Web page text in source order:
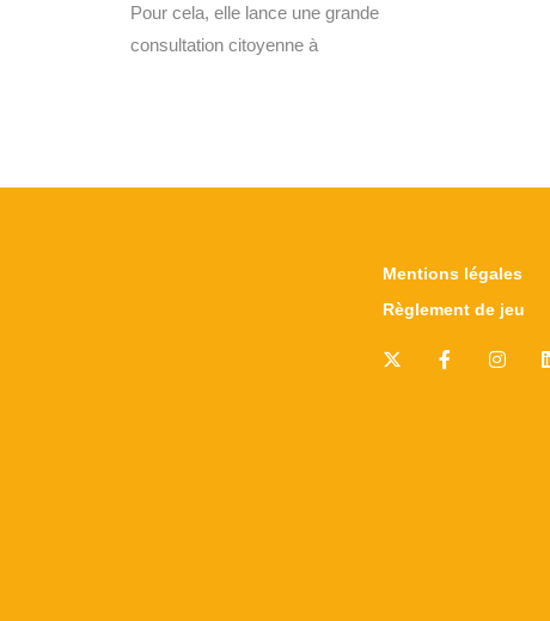
Pour cela, elle lance une grande
consultation citoyenne à
Mentions légales
Règlement de jeu